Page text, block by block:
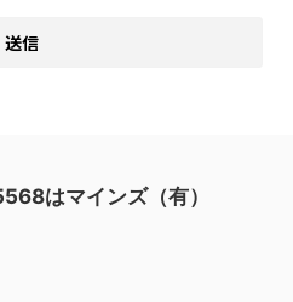
はマインズ（有）